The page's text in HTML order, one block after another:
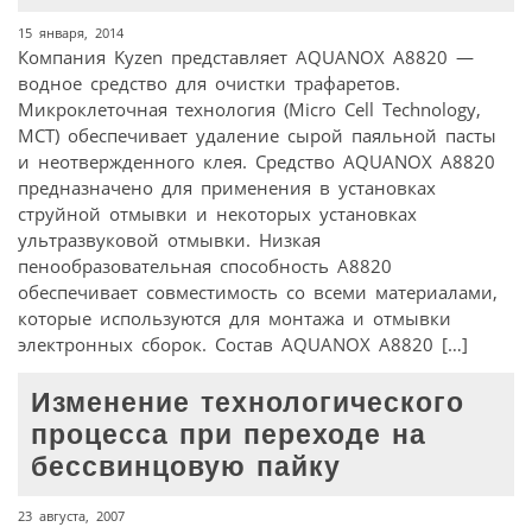
15 января, 2014
Компания Kyzen представляет AQUANOX A8820 —
водное средство для очистки трафаретов.
Микроклеточная технология (Micro Cell Technology,
MCT) обеспечивает удаление сырой паяльной пасты
и неотвержденного клея. Средство AQUANOX A8820
предназначено для применения в установках
струйной отмывки и некоторых установках
ультразвуковой отмывки. Низкая
пенообразовательная способность A8820
обеспечивает совместимость со всеми материалами,
которые используются для монтажа и отмывки
электронных сборок. Состав AQUANOX A8820 […]
Изменение технологического
процесса при переходе на
бессвинцовую пайку
23 августа, 2007